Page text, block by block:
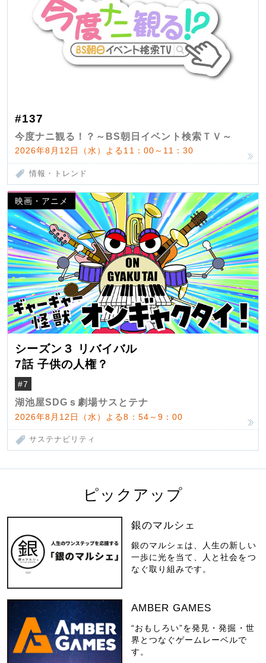
#137
今度ナニ観る！？～BS朝日イベント検索ＴＶ～
2026年8月12日（水）よる11：00～11：30
情報・トレンド
映画・アニメ
シーズン３ リバイバル
7話 子供の人権？
#7
湖池屋SDGｓ劇場サスとテナ
2026年8月12日（水）よる8：54～9：00
サステナビリティ
ピックアップ
銀のマルシェ
銀のマルシェは、人生の新しい
一歩に光を当て、人と社会をつ
なぐ取り組みです。
AMBER GAMES
“おもしろい”を発見・発掘・世
界とつなぐゲームレーベルで
す。